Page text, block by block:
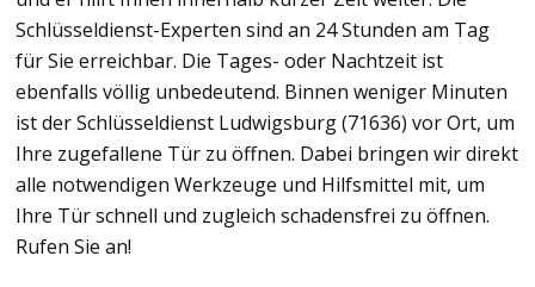
Schlüsseldienst-Experten sind an 24 Stunden am Tag
für Sie erreichbar. Die Tages- oder Nachtzeit ist
ebenfalls völlig unbedeutend. Binnen weniger Minuten
ist der Schlüsseldienst Ludwigsburg (71636) vor Ort, um
Ihre zugefallene Tür zu öffnen. Dabei bringen wir direkt
alle notwendigen Werkzeuge und Hilfsmittel mit, um
Ihre Tür schnell und zugleich schadensfrei zu öffnen.
Rufen Sie an!